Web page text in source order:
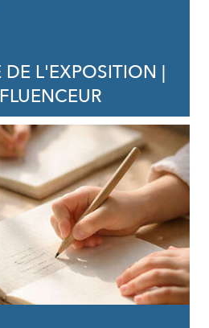
DE L'EXPOSITION |